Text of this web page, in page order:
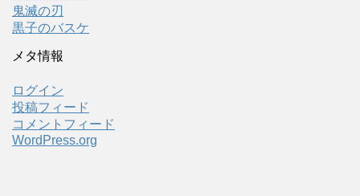
鬼滅の刃
黒子のバスケ
メタ情報
ログイン
投稿フィード
コメントフィード
WordPress.org